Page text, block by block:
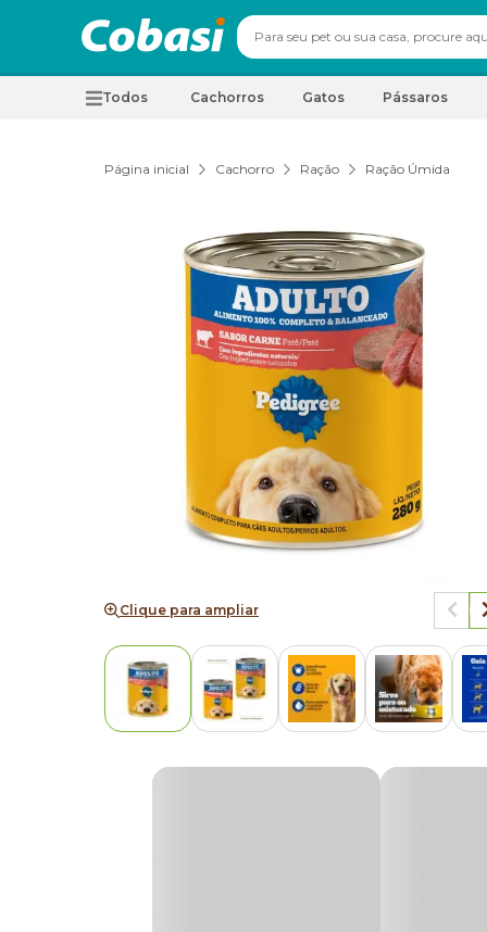
Todos Cachorros Gatos Pássaros
Página inicial Cachorro Ração Ração Úmida
Clique para ampliar